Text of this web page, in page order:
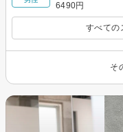
6490円
すべての
そ